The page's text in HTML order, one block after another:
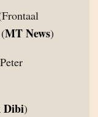
MT News)
Dibi)